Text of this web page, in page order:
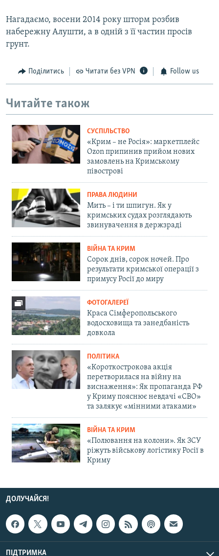
Нагадаємо, восени 2014 року шторм розбив
набережну Алушти, а в одній з її частин просів
грунт.
Поділитись Читати без VPN Follow us
Читайте також
СУСПІЛЬСТВО
«Крим – не Росія»: маркетплейс
Ozon припинив прийом нових
замовлень на Кримському
півострові
ПРАВА ЛЮДИНИ
Мить – і ти шпигун. Як у
кримських судах розглядають
звинувачення в держзраді
ВІЙНА ТА КРИМ
Сорок днів, сорок ночей. Про
результати кримської операції з
примусу Росії до миру
ФОТОГАЛЕРЕЇ
Краса Сімферопольського
водосховища та занедбаність
довкола
ПОЛІТИКА
«Короткострокова акція
перетворилася на війну на
виснаження»: Як пропаганда РФ
у Криму пояснює невдачі «СВО»
та залякує «мінними атаками»
ВІЙНА ТА КРИМ
«Полювання на колони». Як ЗСУ
ріжуть військову логістику Росії в
Криму
ДОЛУЧАЙСЯ!
ПІДТРИМКА